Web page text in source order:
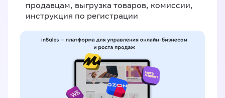
продавцам, выгрузка товаров, комиссии,
инструкция по регистрации